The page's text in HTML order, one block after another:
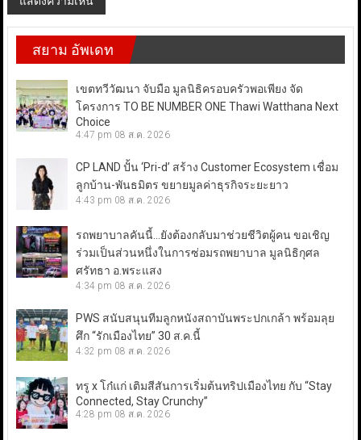
สยาม อัพเดท
เขตทวีวัฒนา จับมือ มูลนิธิครอบครัวพอเพียง จัด
โครงการ TO BE NUMBER ONE Thawi Watthana Next
Choice
4:47 pm 08 ส.ค. 2026
CP LAND ปั้น ‘Pri-d’ สร้าง Customer Ecosystem เชื่อม
ลูกบ้าน-พันธมิตร ขยายมูลค่าธุรกิจระยะยาว
4:43 pm 08 ส.ค. 2026
รถพยาบาลคันนี้…ยังต้องกลับมาช่วยชีวิตผู้คน ขอเชิญ
ร่วมเป็นส่วนหนึ่งในการซ่อมรถพยาบาล มูลนิธิกุศล
ศรัทธา อ.พระแสง
4:34 pm 08 ส.ค. 2026
PWS สนับสนุนทีมลูกหนังสถาบันพระปกเกล้า พร้อมลุย
ศึก “รักเมืองไทย” 30 ส.ค.นี้
4:32 pm 08 ส.ค. 2026
ทรู x โก๋แก่ เติมสีสันการเริ่มต้นทริปเมืองไทย กับ “Stay
Connected, Stay Crunchy”
4:28 pm 08 ส.ค. 2026